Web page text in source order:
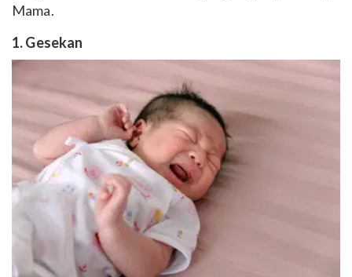
Mama.
1. Gesekan